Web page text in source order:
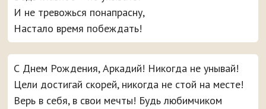
И не тревожься понапрасну,
Настало время побеждать!
С Днем Рождения, Аркадий! Никогда не унывай!
Цели достигай скорей, никогда не стой на месте!
Верь в себя, в свои мечты! Будь любимчиком